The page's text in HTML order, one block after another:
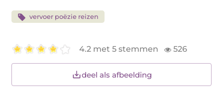
vervoer poëzie reizen
4.2 met 5 stemmen 526
deel als afbeelding